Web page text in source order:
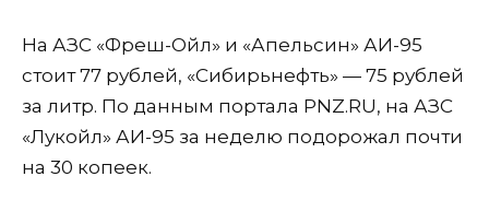
На АЗС «Фреш-Ойл» и «Апельсин» АИ-95
стоит 77 рублей, «Сибирьнефть» — 75 рублей
за литр. По данным портала PNZ.RU, на АЗС
«Лукойл» АИ-95 за неделю подорожал почти
на 30 копеек.